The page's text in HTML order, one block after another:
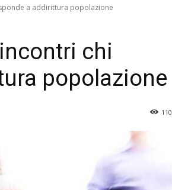
a addirittura popolazione
chi
popolazione
110